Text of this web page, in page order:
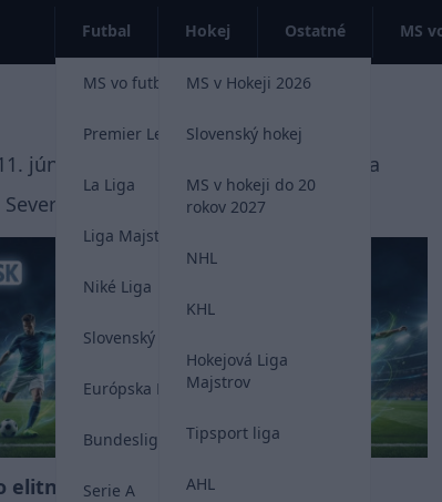
Futbal
MS vo futbale 2026
Premier League
La Liga
Liga Majstrov
Niké Liga
Slovenský futbal
Európska Liga
Bundesliga
Serie A
Hokej
MS v Hokeji 2026
Slovenský hokej
MS v hokeji do 20
rokov 2027
NHL
KHL
Hokejová Liga
Majstrov
Tipsport liga
AHL
Ostatné MS
júna do 19. júla 2026 v USA, Kanade a
Írsko a Luxembursko.
elitného
VIDEO
Brazília chcela v